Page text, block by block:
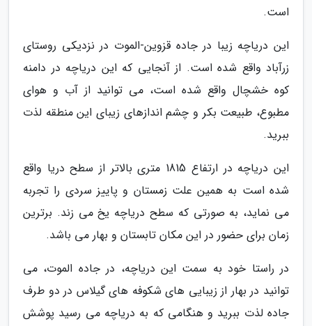
است.
این دریاچه زیبا در جاده قزوین-الموت در نزدیکی روستای
زرآباد واقع شده است. از آنجایی که این دریاچه در دامنه
کوه خشچال واقع شده است، می توانید از آب و هوای
مطبوع، طبیعت بکر و چشم اندازهای زیبای این منطقه لذت
ببرید.
این دریاچه در ارتفاع 1815 متری بالاتر از سطح دریا واقع
شده است به همین علت زمستان و پاییز سردی را تجربه
می نماید، به صورتی که سطح دریاچه یخ می زند. برترین
زمان برای حضور در این مکان تابستان و بهار می باشد.
در راستا خود به سمت این دریاچه، در جاده الموت، می
توانید در بهار از زیبایی های شکوفه های گیلاس در دو طرف
جاده لذت ببرید و هنگامی که به دریاچه می رسید پوشش